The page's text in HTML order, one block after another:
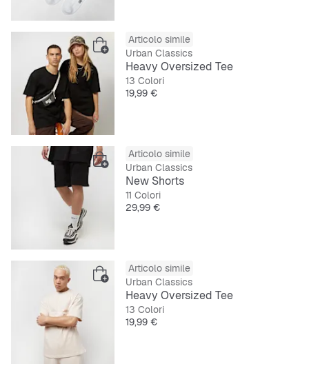
Articolo simile
Urban Classics
Heavy Oversized Tee
13 Colori
Prezzo
19,99 €
Articolo simile
Urban Classics
New Shorts
11 Colori
Prezzo
29,99 €
Articolo simile
Urban Classics
Heavy Oversized Tee
13 Colori
Prezzo
19,99 €